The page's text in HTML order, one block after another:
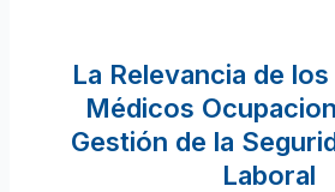
La Relevancia de
Médicos
Gestión de la
Laboral